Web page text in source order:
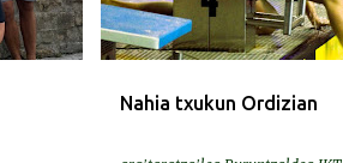
Nahia txukun Ordizian